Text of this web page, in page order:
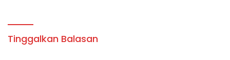
Tinggalkan Balasan